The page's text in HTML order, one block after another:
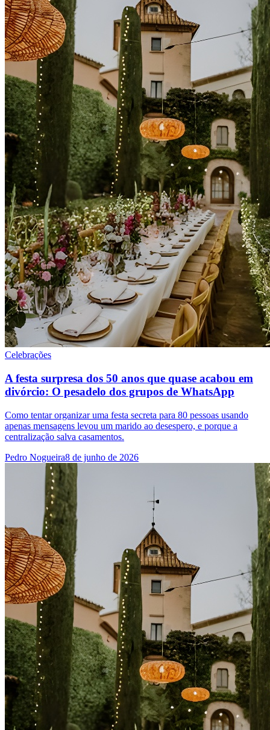
Celebrações
A festa surpresa dos 50 anos que quase acabou em
divórcio: O pesadelo dos grupos de WhatsApp
Como tentar organizar uma festa secreta para 80 pessoas usando
apenas mensagens levou um marido ao desespero, e porque a
centralização salva casamentos.
Pedro Nogueira8 de junho de 2026